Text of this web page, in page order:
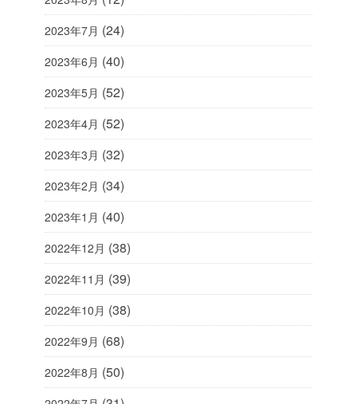
2023年7月 (24)
2023年6月 (40)
2023年5月 (52)
2023年4月 (52)
2023年3月 (32)
2023年2月 (34)
2023年1月 (40)
2022年12月 (38)
2022年11月 (39)
2022年10月 (38)
2022年9月 (68)
2022年8月 (50)